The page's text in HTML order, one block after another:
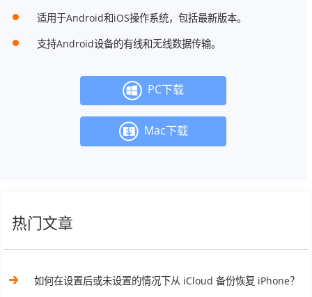
适用于Android和iOS操作系统，包括最新版本。
支持Android设备的有线和无线数据传输。
PC下载
Mac下载
热门文章
如何在设置后或未设置的情况下从 iCloud 备份恢复 iPhone？